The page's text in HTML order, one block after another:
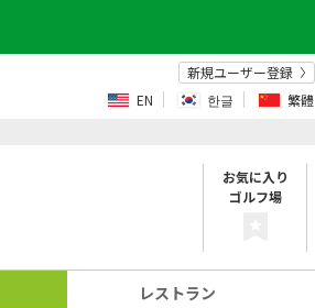
新規ユーザー登録
EN
한글 繁體
お気に入り
ゴルフ場
レストラン